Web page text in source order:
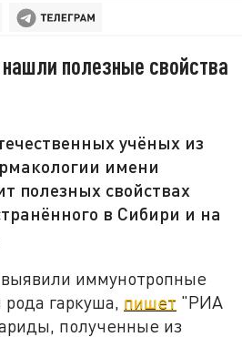
полезные свойства
учёных из
имени
полезных свойствах
в Сибири и на
иммунотропные
рода гаркуша, пишет "РИА
полученные из